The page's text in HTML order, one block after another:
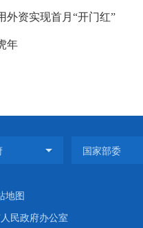
外资实现首月“开门红”
年
地图
人民政府办公室